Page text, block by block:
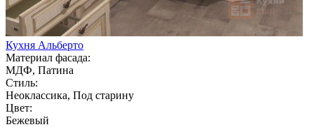
Кухня Альберто
Материал фасада:
МДФ, Патина
Стиль:
Неоклассика, Под старину
Цвет:
Бежевый